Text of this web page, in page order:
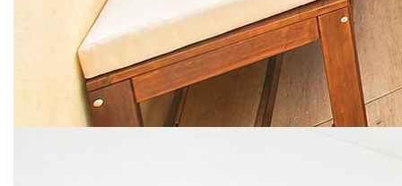
À l'extérieur, véritable atout en centre-ville, vous profiterez
d'une belle TERRASSE d'environ 19m2, parfaite pour vos
moments de détente aux beaux jours.
Une cave vient également compléter le bien.